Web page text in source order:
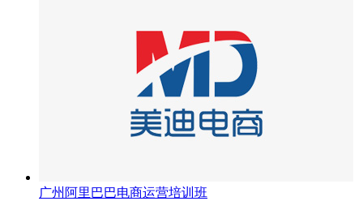
广州阿里巴巴电商运营培训班